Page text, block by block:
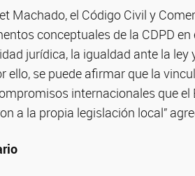
Machado, el Código Civil y
conceptuales de la CDPD
jurídica, la igualdad ante la
ello, se puede afirmar que la
internacionales que
a la propia legislación local”